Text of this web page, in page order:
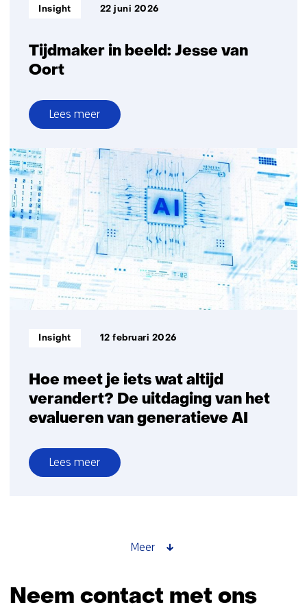
Tijdmaker in beeld: Jesse van
Oort
Informatietype:
Insight 22 juni 2026
Lees meer
over
Jesse
van
Oort
Hoe meet je iets wat altijd
verandert? De uitdaging van het
evalueren van generatieve AI
Informatietype:
Insight 12 februari 2026
Lees meer
over
verandert?
Meer
Neem contact met ons